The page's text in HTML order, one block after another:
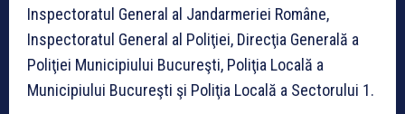
Inspectoratul General al Jandarmeriei Române,
Inspectoratul General al Poliţiei, Direcţia Generală a
Poliţiei Municipiului Bucureşti, Poliţia Locală a
Municipiului Bucureşti şi Poliţia Locală a Sectorului 1.